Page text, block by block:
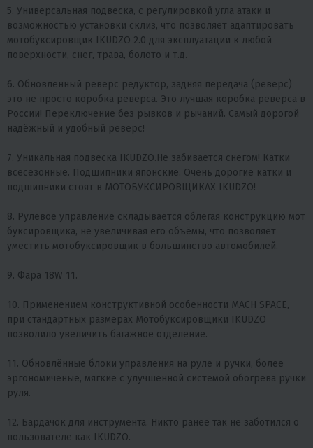
5. Универсальная подвеска, с регулировкой угла атаки и
возможностью установки склиз, что позволяет адаптировать
мотобуксировщик IKUDZO 2.0 для эксплуатации к любой
поверхности, снег, трава, болото и т.д.
6. Обновленный реверс редуктор, задняя передача (реверс)
это не просто коробка реверса. Это лучшая коробка реверса в
России! Переключение без рывков и рычаний. Самый дорогой
надёжный и удобный реверс!
7. Уникальная подвеска IKUDZO.Не забивается снегом! Катки
всесезонные. Подшипники японские. Очень дорогие катки и
подшипники стоят в МОТОБУКСИРОВЩИКАХ IKUDZO!
8. Рулевое управление складывается облегая конструкцию мот
буксировщика, не увеличивая его объёмы, что позволяет
уместить мотобуксировщик в большинство автомобилей.
9. Фара 18W 11.
10. Применением конструктивной особенности MACH SPACE,
при стандартных размерах Мотобуксировщики IKUDZO
позволило увеличить багажное отделение.
11. Обновлённые блоки управления на руле и ручки, более
эргономиченые, мягкие с улучшенной системой обогрева ручки
руля.
12. Бардачок для инструмента. Никто ранее так не заботился о
пользователе как IKUDZO.